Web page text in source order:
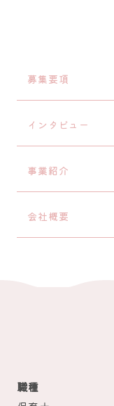
募集要項
インタビュー
事業紹介
会社概要
職種